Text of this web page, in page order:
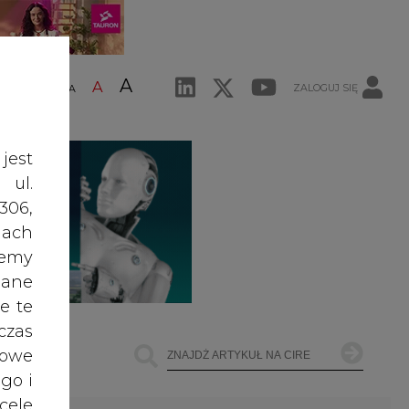
A A A ZALOGUJ SIĘ
ul.
te
i